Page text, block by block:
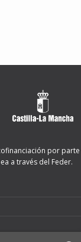
por parte
a través del Feder.